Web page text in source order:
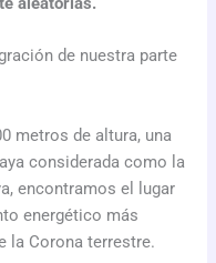
de nuestra parte
metros de altura, una
considerada como la
encontramos el lugar
energético más
la Corona terrestre.